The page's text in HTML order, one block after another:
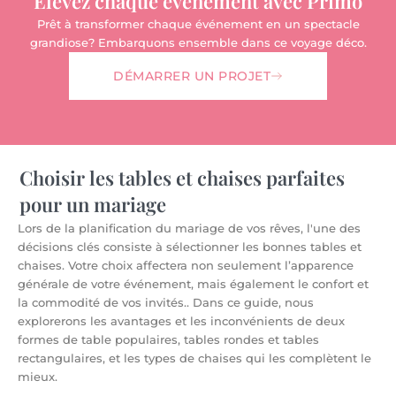
Prêt à transformer chaque événement en un spectacle
grandiose? Embarquons ensemble dans ce voyage déco.
DÉMARRER UN PROJET
Choisir les tables et chaises parfaites
pour un mariage
Lors de la planification du mariage de vos rêves, l'une des
décisions clés consiste à sélectionner les bonnes tables et
chaises. Votre choix affectera non seulement l’apparence
générale de votre événement, mais également le confort et
la commodité de vos invités.. Dans ce guide, nous
explorerons les avantages et les inconvénients de deux
formes de table populaires, tables rondes et tables
rectangulaires, et les types de chaises qui les complètent le
mieux.